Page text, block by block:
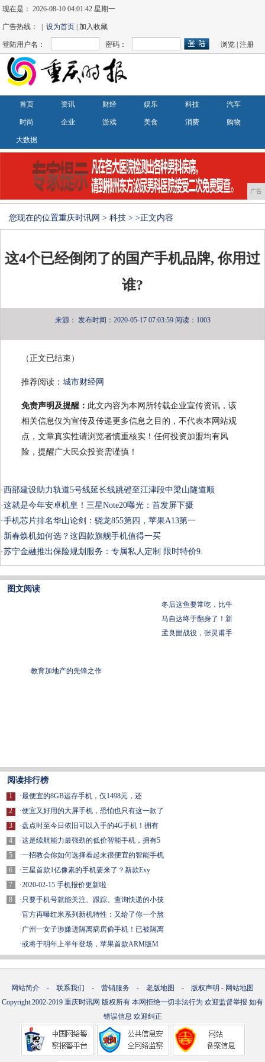
现在是：2026-08-10 04:01:43 星期一
广告热线： |设为首页 | 加入收藏
登陆用户名： 密码： 浏览 |注册
首页 资讯 财经 娱乐 科技 汽车
时尚 企业 游戏 美食 消费 购物
大数据
广告
您现在的位置重庆时讯网 > 科技 > >正文内容
这4个已经倒闭了的国产手机品牌, 你用过
谁?
来源： 发布时间：2020-05-17 07:03:59 阅读：1003
（正文已结束）
推荐阅读： 城市财经网
免责声明及提醒： 此文内容为本网所转载企业宣传资讯，该
相关信息仅为宣传及传递更多信息之目的，不代表本网站观
点，文章真实性请浏览者慎重核实！任何投资加盟均有风
险，提醒广大民众投资需谨慎！
·西部建设助力轨道5号线延长线跳磴至江津段中梁山隧道顺
·这就是今年安卓机皇！三星Note20曝光：首发屏下摄
·手机芯片排名华山论剑：骁龙855第四，苹果A13第一
· 新春焕机如何选？这四款旗舰手机值得一买
·苏宁金融推出保险规划服务：专属私人定制 限时特价9.
图文阅读
教育加地产的先锋之作
冬后这鱼要常吃，比牛
马自达终于翻身了！新
孟良崮战役，张灵甫手
阅读排行榜
1
2
3
4
5
6
7
8
·最便宜的8GB运存手机，仅1498元，还
·便宜又好用的大屏手机，恐怕也只有这一款了
·盘点时至今日依旧可以入手的4G手机！拥有
·这是续航能力最强劲的低价智能手机，拥有5
·一招教会你如何选择看起来很便宜的智能手机
·三星首款1亿像素的手机要来了？新款Exy
·2020-02-15 手机报价更新啦
·只要手机号就能关注、跟踪、查询快递的小技
·官方再曝红米系列新机特性：又给了你一个熬
·广州一女子涉嫌进隔离病房偷手机！已被隔离
·或将于明年上半年登场，苹果首款ARM版M
网站简介 - 联系我们 - 营销服务 - 老版地图 - 版权声明 - 网站地图
Copyright.2002-2019 重庆时讯网 版权所有 本网拒绝一切非法行为 欢迎监督举报 如有
错误信息 欢迎纠正